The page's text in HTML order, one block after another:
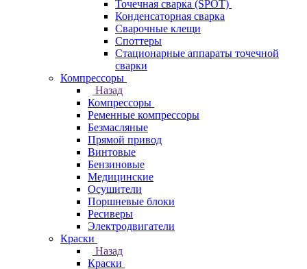
Точечная сварка (SPOT)
Конденсаторная сварка
Сварочные клещи
Споттеры
Стационарные аппараты точечной
сварки
Компрессоры
Назад
Компрессоры
Ременные компрессоры
Безмасляные
Прямой привод
Винтовые
Бензиновые
Медицинские
Осушители
Поршневые блоки
Ресиверы
Электродвигатели
Краски
Назад
Краски